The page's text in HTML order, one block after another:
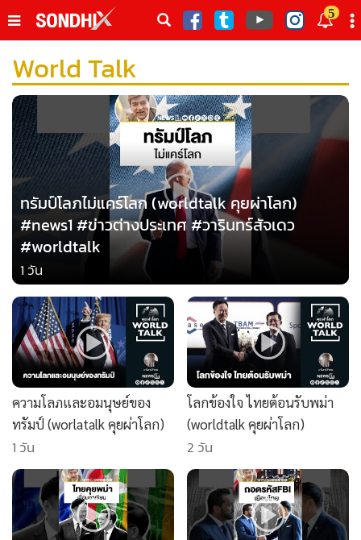
เดต
5
• หน้าหลัก
• SondhiX
• Social
• World Talk
• Sondhitalk
• ผู้เฒ่าเล่าเรื่อง
• ข่าวลึกปมลับ
• Exclusive Health
ผู้จัดกวน
• น่าสนใจ
• ข่าวอัพเดต
• เศรษฐกิจ-ธุรกิจ
• สังคม-โซเชียล
World Talk
ทรัมป์โลภไม่แคร์โลก (worldtalk คุยผ่าโลก)
#news1 #ข่าวต่างประเทศ #วารินทร์สัจเดว
#worldtalk
1 วัน
ความโลภและอมนุษย์ของ
ทรัมป์ (worlatalk คุยผ่าโลก)
1 วัน
โลกข้องใจ ไทยต้อนรับพม่า
(worldtalk คุยผ่าโลก)
2 วัน